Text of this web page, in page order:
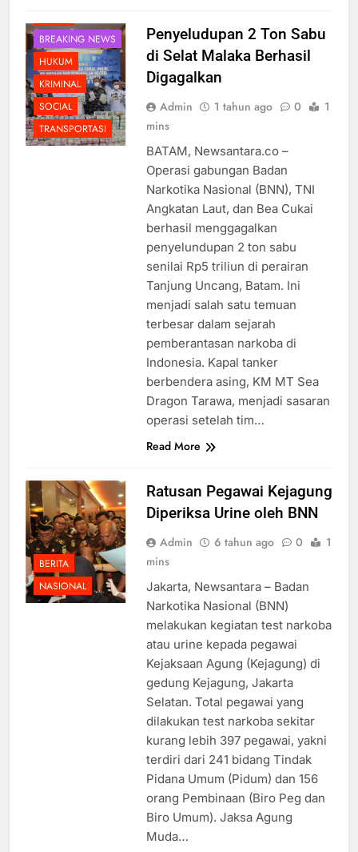
BREAKING NEWS
HUKUM
KRIMINAL
SOCIAL
TRANSPORTASI
Penyeludupan 2 Ton Sabu
di Selat Malaka Berhasil
Digagalkan
Admin 1 tahun ago 0
1
mins
BATAM, Newsantara.co –
Operasi gabungan Badan
Narkotika Nasional (BNN), TNI
Angkatan Laut, dan Bea Cukai
berhasil menggagalkan
penyelundupan 2 ton sabu
senilai Rp5 triliun di perairan
Tanjung Uncang, Batam. Ini
menjadi salah satu temuan
terbesar dalam sejarah
pemberantasan narkoba di
Indonesia. Kapal tanker
berbendera asing, KM MT Sea
Dragon Tarawa, menjadi sasaran
operasi setelah tim…
Read More
BERITA
NASIONAL
Ratusan Pegawai Kejagung
Diperiksa Urine oleh BNN
Admin 6 tahun ago 0
1
mins
Jakarta, Newsantara – Badan
Narkotika Nasional (BNN)
melakukan kegiatan test narkoba
atau urine kepada pegawai
Kejaksaan Agung (Kejagung) di
gedung Kejagung, Jakarta
Selatan. Total pegawai yang
dilakukan test narkoba sekitar
kurang lebih 397 pegawai, yakni
terdiri dari 241 bidang Tindak
Pidana Umum (Pidum) dan 156
orang Pembinaan (Biro Peg dan
Biro Umum). Jaksa Agung
Muda…